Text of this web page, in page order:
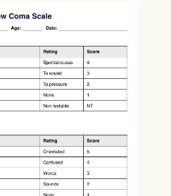
ร
ละความปลอดภัย
for free
a demo